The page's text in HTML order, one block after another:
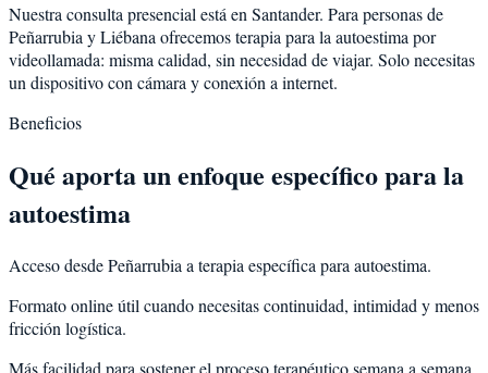
Nuestra consulta presencial está en Santander. Para personas de
Peñarrubia yLiébana ofrecemos terapia para la autoestima por
videollamada: misma calidad, sin necesidad de viajar. Solo necesitas
un dispositivo con cámara y conexión a internet.
Beneficios
Qué aporta un enfoque específico para la
autoestima
Acceso desde Peñarrubia a terapia específica para autoestima.
Formato online útil cuando necesitas continuidad, intimidad y menos
fricción logística.
Más facilidad para sostener el proceso terapéutico semana a semana